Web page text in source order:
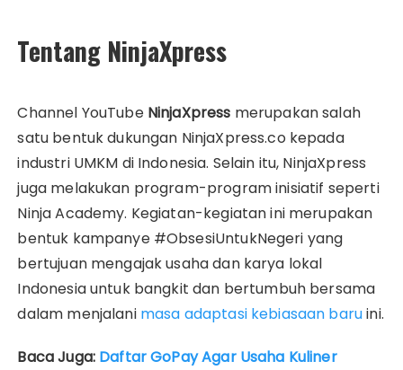
Tentang NinjaXpress
Channel YouTube NinjaXpress merupakan salah
satu bentuk dukungan NinjaXpress.co kepada
industri UMKM di Indonesia. Selain itu, NinjaXpress
juga melakukan program-program inisiatif seperti
Ninja Academy. Kegiatan-kegiatan ini merupakan
bentuk kampanye #ObsesiUntukNegeri yang
bertujuan mengajak usaha dan karya lokal
Indonesia untuk bangkit dan bertumbuh bersama
dalam menjalani masa adaptasi kebiasaan baruini.
Baca Juga: Daftar GoPay Agar Usaha Kuliner